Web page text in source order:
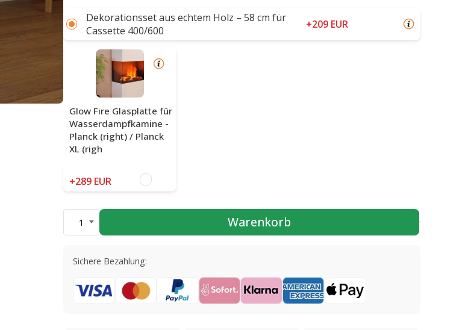
Dekorationsset aus echtem Holz – 58 cm für
Cassette 400/600
+209 EUR
Glow Fire Glasplatte für
Wasserdampfkamine -
Planck (right) / Planck
XL (righ
+289 EUR
1 Warenkorb
Sichere Bezahlung: